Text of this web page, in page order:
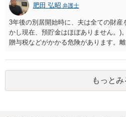
肥田 弘昭 弁護士
3年後の別居開始時に、夫は全ての財産
かし現在、預貯金はほぼありません。)
贈与税などがかかる危険があります。
て、離婚時に財産分与した方が法律的
にしてください。
もっとみ